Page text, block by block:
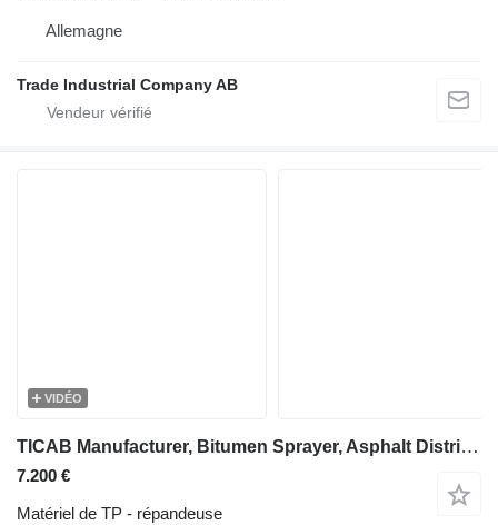
Allemagne
Trade Industrial Company AB
VIDÉO
TICAB Manufacturer, Bitumen Sprayer, Asphalt Distributor, 500L
7.200 €
Matériel de TP - répandeuse